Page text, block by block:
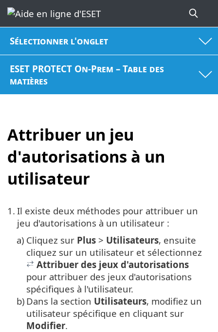
Sélectionner l'onglet
ESET PROTECT On-Prem – Table des
matières
Attribuer un jeu
d'autorisations à un
utilisateur
1. Il existe deux méthodes pour attribuer un
jeu d'autorisations à un utilisateur :
a) Cliquez sur Plus > Utilisateurs, ensuite
cliquez sur un utilisateur et sélectionnez
Attribuer des jeux d'autorisations
pour attribuer des jeux d'autorisations
spécifiques à l'utilisateur.
b) Dans la section Utilisateurs, modifiez un
utilisateur spécifique en cliquant sur
Modifier.